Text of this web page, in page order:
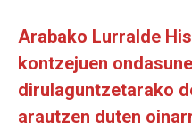
Arabako Lurralde
kontzejuen
dirulaguntzetarako
arautzen duten